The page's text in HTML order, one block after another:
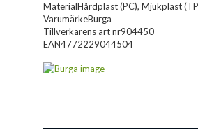
MaterialHårdplast (PC), Mjukplast
VarumärkeBurga
Tillverkarens art nr904450
EAN4772229044504